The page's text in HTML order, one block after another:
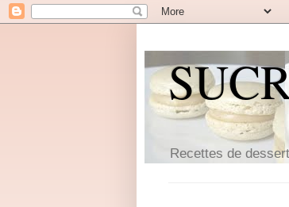
Recettes de